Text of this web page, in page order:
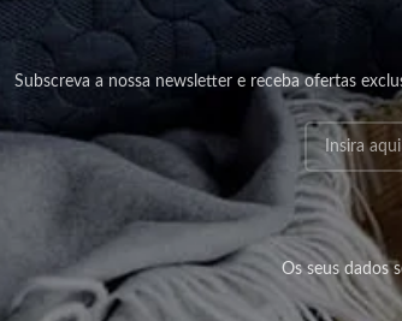
Subscreva a nossa newsletter e receba ofertas
Os seus dados